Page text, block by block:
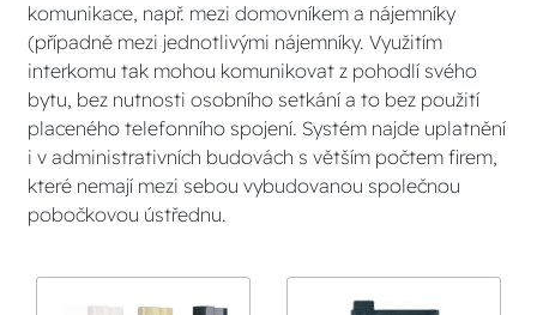
komunikace, např. mezi domovníkem a nájemníky
(případně mezi jednotlivými nájemníky. Využitím
interkomu tak mohou komunikovat z pohodlí svého
bytu, bez nutnosti osobního setkání a to bez použití
placeného telefonního spojení. Systém najde uplatnění
i v administrativních budovách s větším počtem firem,
které nemají mezi sebou vybudovanou společnou
pobočkovou ústřednu.